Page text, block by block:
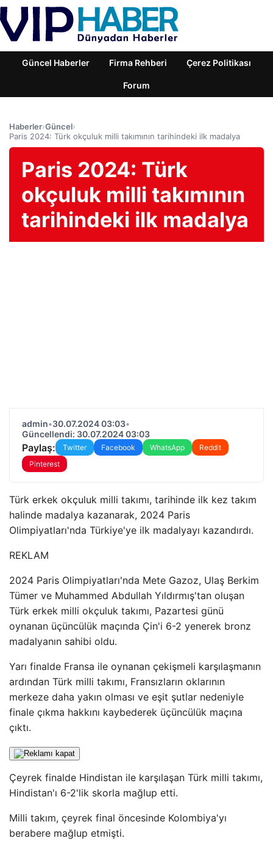
Güncel Haberler Firma Rehberi Çerez Politikası
Forum
Haberler›Güncel›
Paris 2024: Türk okçuluk milli takımının tarihindeki ilk madalya
Paris 2024: Türk
okçuluk milli takımının
tarihindeki ilk madalya
admin•30.07.2024 03:03•
Güncellendi: 30.07.2024 03:03
Paylaş: Twitter Facebook WhatsApp
Reddit
Pinterest
Türk erkek okçuluk milli takımı, tarihinde ilk kez takım
halinde madalya kazanarak, 2024 Paris
Olimpiyatları'nda Türkiye'ye ilk madalyayı kazandırdı.
REKLAM
2024 Paris Olimpiyatları'nda Mete Gazoz, Ulaş Berkim
Tümer ve Muhammed Abdullah Yıldırmış'tan oluşan
Türk erkek milli okçuluk takımı, Pazartesi günü
oynanan üçüncülük maçında Çin'i 6-2 yenerek bronz
madalyanın sahibi oldu.
Yarı finalde Fransa ile oynanan çekişmeli karşılaşmanın
ardından Türk milli takımı, Fransızların oklarının
merkeze daha yakın olması ve eşit şutlar nedeniyle
finale çıkma hakkını kaybederek üçüncülük maçına
çıktı.
Çeyrek finalde Hindistan ile karşılaşan Türk milli takımı,
Hindistan'ı 6-2'lik skorla mağlup etti.
Milli takım, çeyrek final öncesinde Kolombiya'yı
berabere mağlup etmişti.